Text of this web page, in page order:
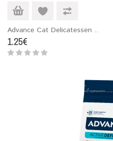
Advance Cat Delicatessen ..
1.25€